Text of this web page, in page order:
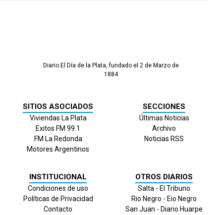
Diario El Día de la Plata, fundado el 2 de Marzo de
1884
SITIOS ASOCIADOS
Viviendas La Plata
Exitos FM 99.1
FM La Redonda
Motores Argentinos
SECCIONES
Últimas Noticias
Archivo
Noticias RSS
INSTITUCIONAL
Condiciones de uso
Políticas de Privacidad
Contacto
OTROS DIARIOS
Salta - El Tribuno
Rio Negro - Eio Negro
San Juan - Diario Huarpe